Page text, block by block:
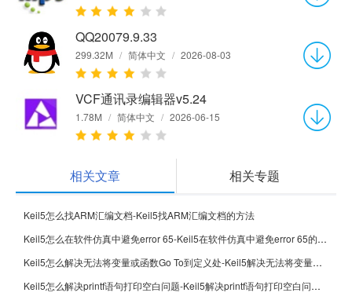
QQ20079.9.33
299.32M / 简体中文 / 2026-08-03
VCF通讯录编辑器v5.24
1.78M / 简体中文 / 2026-06-15
相关文章 相关专题
Keil5怎么找ARM汇编文档-Keil5找ARM汇编文档的方法
Keil5怎么在软件仿真中避免error 65-Keil5在软件仿真中避免error 65的方法
Keil5怎么解决无法将变量或函数Go To到定义处-Keil5解决无法将变量或函数Go To到定义处的方法
Keil5怎么解决printf语句打印空白问题-Keil5解决printf语句打印空白问题的方法